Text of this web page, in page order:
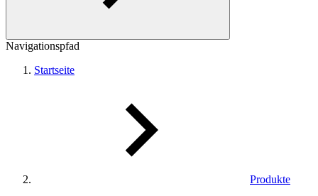
Navigationspfad
Startseite
Produkte